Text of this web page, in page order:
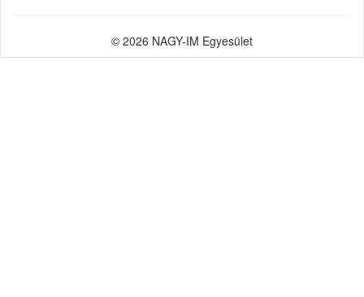
© 2026 NAGY-IM Egyesület